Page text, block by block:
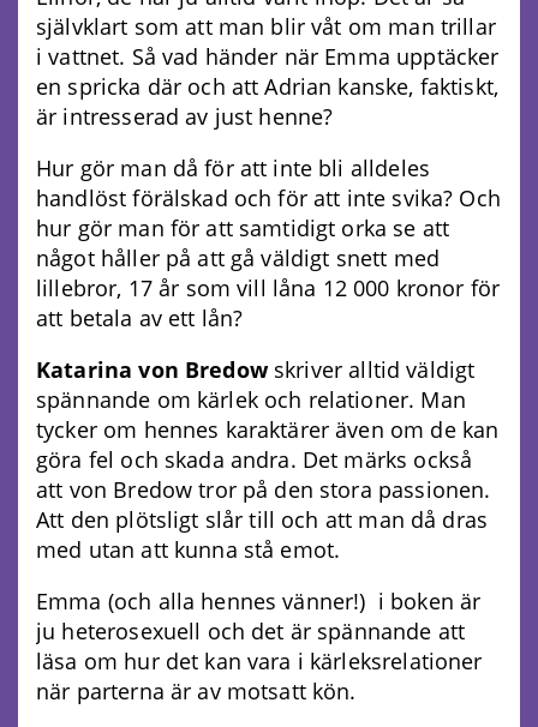
självklart som att man blir våt om man trillar
i vattnet. Så vad händer när Emma upptäcker
en spricka där och att Adrian kanske, faktiskt,
är intresserad av just henne?
Hur gör man då för att inte bli alldeles
handlöst förälskad och för att inte svika? Och
hur gör man för att samtidigt orka se att
något håller på att gå väldigt snett med
lillebror, 17 år som vill låna 12 000 kronor för
att betala av ett lån?
Katarina von Bredowskriver alltid väldigt
spännande om kärlek och relationer. Man
tycker om hennes karaktärer även om de kan
göra fel och skada andra. Det märks också
att von Bredow tror på den stora passionen.
Att den plötsligt slår till och att man då dras
med utan att kunna stå emot.
Emma (och alla hennes vänner!) i boken är
ju heterosexuell och det är spännande att
läsa om hur det kan vara i kärleksrelationer
när parterna är av motsatt kön.